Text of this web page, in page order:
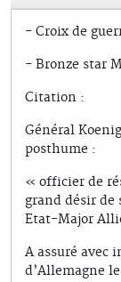
- Croix de
- Bronze star
Citation :
Général
posthume :
« officier de
grand désir
Etat-Major
A assuré avec
d’Allemagne